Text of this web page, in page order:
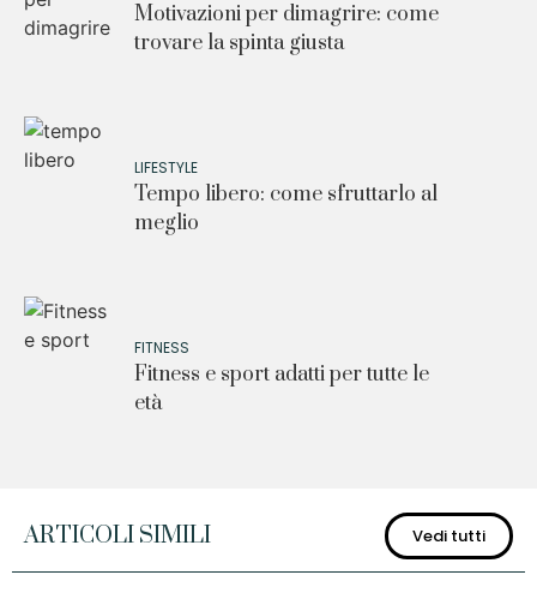
Motivazioni per dimagrire: come
trovare la spinta giusta
LIFESTYLE
Tempo libero: come sfruttarlo al
meglio
FITNESS
Fitness e sport adatti per tutte le
età
ARTICOLI SIMILI Vedi tutti